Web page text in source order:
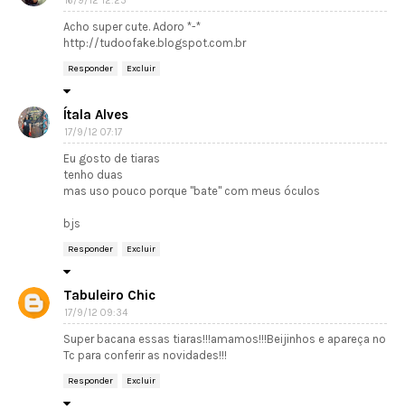
Acho super cute. Adoro *-*
http://tudoofake.blogspot.com.br
Responder Excluir
Ítala Alves
17/9/12 07:17
Eu gosto de tiaras
tenho duas
mas uso pouco porque "bate" com meus óculos
bjs
Responder Excluir
Tabuleiro Chic
17/9/12 09:34
Super bacana essas tiaras!!!amamos!!!Beijinhos e apareça no
Tc para conferir as novidades!!!
Responder Excluir